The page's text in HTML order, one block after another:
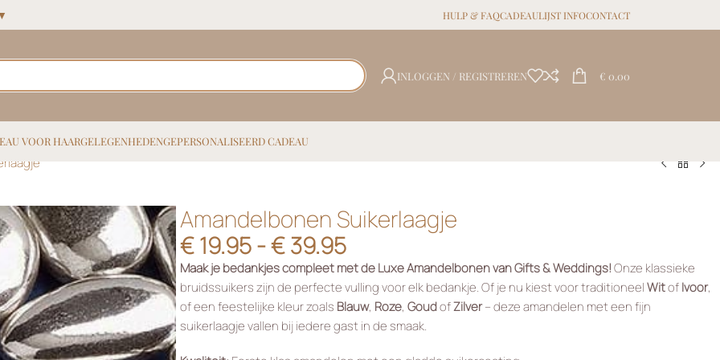
HULP & FAQCADEAULIJST INFOCONTACT
INLOGGEN / REGISTREREN € 0.00
VOOR HAARGELEGENHEDENGEPERSONALISEERD CADEAU
Amandelbonen Suikerlaagje
€19.95-€39.95
Maak je bedankjes compleet met de Luxe Amandelbonen van Gifts & Weddings!Onze klassieke
bruidssuikers zijn de perfecte vulling voor elk bedankje. Of je nu kiest voor traditioneelWitofIvoor,
of een feestelijke kleur zoals Blauw, Roze, GoudofZilver– deze amandelen met een fijn
suikerlaagje vallen bij iedere gast in de smaak.